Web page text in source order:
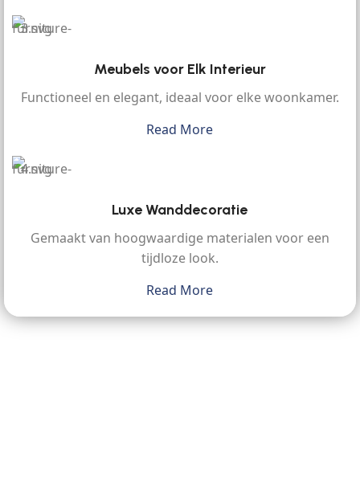
Meubels voor Elk Interieur
Functioneel en elegant, ideaal voor elke woonkamer.
Read More
Luxe Wanddecoratie
Gemaakt van hoogwaardige materialen voor een
tijdloze look.
Read More